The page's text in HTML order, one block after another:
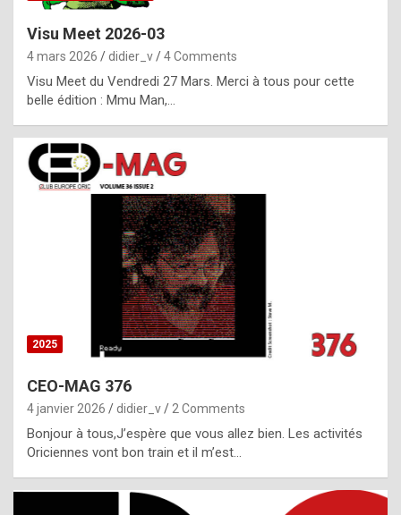
p
l
c
h
i
s
t
o
r
p
e
c
i
Visu Meet 2026-03
4 mars 2026 didier_v 4 Comments
Visu Meet du Vendredi 27 Mars. Merci à tous pour cette
belle édition : Mmu Man,…
2025
CEO-MAG 376
4 janvier 2026 didier_v 2 Comments
Bonjour à tous,J’espère que vous allez bien. Les activités
Oriciennes vont bon train et il m’est…